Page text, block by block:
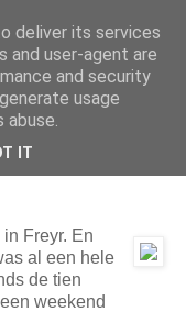
Freyr. En
al een hele
de tien
weekend
deliver its services
and user-agent are
and security
usage
IT